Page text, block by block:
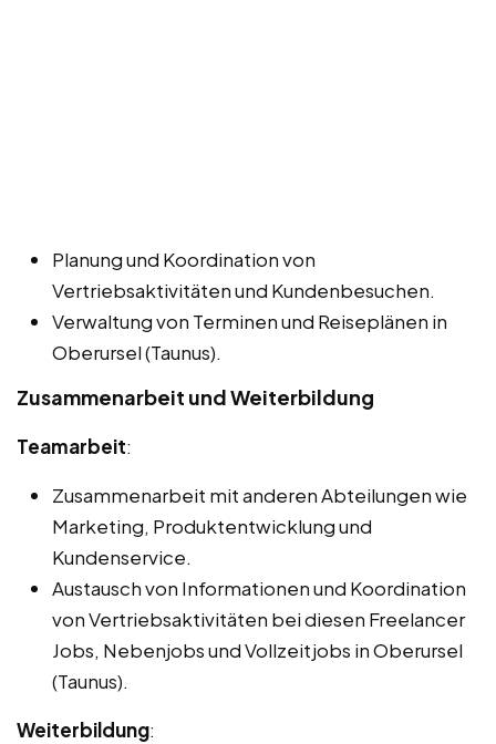
Planung und Koordination von
Vertriebsaktivitäten und Kundenbesuchen.
Verwaltung von Terminen und Reiseplänen in
Oberursel (Taunus).
Zusammenarbeit und Weiterbildung
Teamarbeit:
Zusammenarbeit mit anderen Abteilungen wie
Marketing, Produktentwicklung und
Kundenservice.
Austausch von Informationen und Koordination
von Vertriebsaktivitäten bei diesen Freelancer
Jobs, Nebenjobs und Vollzeitjobs in Oberursel
(Taunus).
Weiterbildung: